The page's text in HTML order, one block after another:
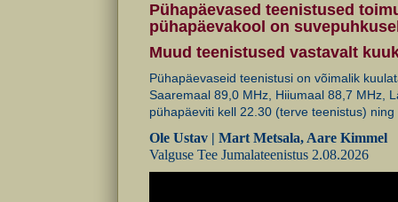
Pühapäevased teenistused
pühapäevakool on
Muud teenistused vastavalt
Pühapäevaseid teenistusi on võimalik
Saaremaal 89,0 MHz, Hiiumaal 88,7 MHz,
pühapäeviti kell 22.30 (terve teenistus)
Ole Ustav | Mart Metsala, Aare Kimmel
Valguse Tee Jumalateenistus 2.08.2026